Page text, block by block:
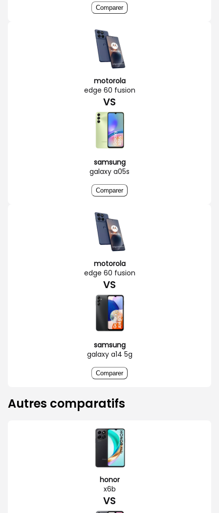
Comparer
motorola
edge 60 fusion
VS
samsung
galaxy a05s
Comparer
motorola
edge 60 fusion
VS
samsung
galaxy a14 5g
Comparer
Autres comparatifs
honor
x6b
VS